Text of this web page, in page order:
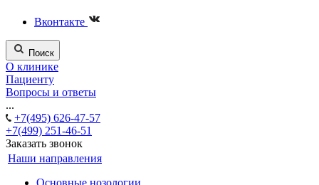
Вконтакте
Поиск
О клинике
Пациенту
Вопросы и ответы
...
+7(495) 626-47-57
+7(499) 251-46-51
Заказать звонок
Наши направления
Основные нозологии